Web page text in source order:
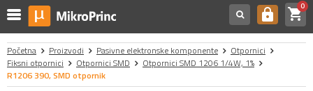
https shopping_cart0
Početna Proizvodi Pasivne elektronske komponente
Otpornici
Fiksni otpornici
Otpornici SMD
Otpornici SMD 1206 1/4W, 1%
R1206 390, SMD otpornik